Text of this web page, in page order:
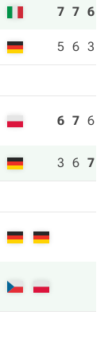
7 7 6
5 6 3
6 7 6
3 6 7